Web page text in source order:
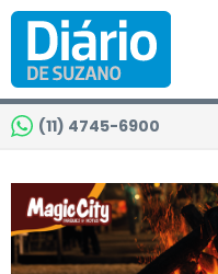
(11) 4745-6900